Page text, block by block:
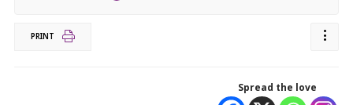
PRINT
Spread the love